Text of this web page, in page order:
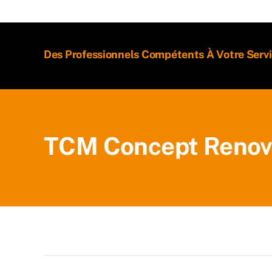
Des Professionnels Compétents À Votre
TCM Concept